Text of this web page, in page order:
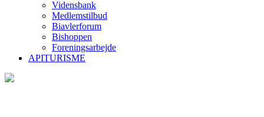
Vidensbank
Medlemstilbud
Biavlerforum
Bishoppen
Foreningsarbejde
APITURISME